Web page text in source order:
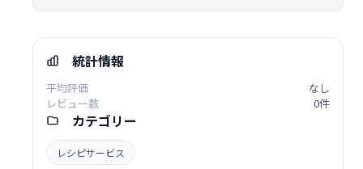
統計情報
平均評価
なし
レビュー数
0件
カテゴリー
レシピサービス